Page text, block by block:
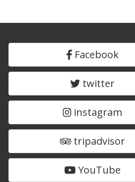
Facebook
twitter
instagram
tripadvisor
YouTube